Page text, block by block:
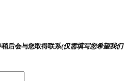
后会与您取得联系(仅需填写您希望我们